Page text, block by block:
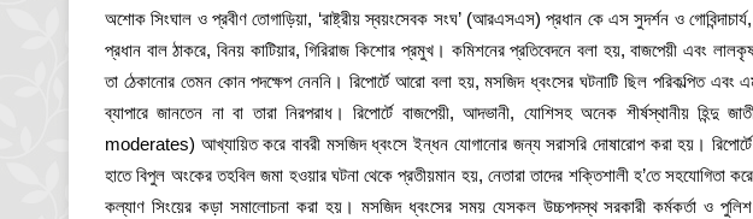
অশোক সিংঘাল ও প্রবীণ তোগাড়িয়া, ‘রাষ্ট্রীয় স্বয়ংসেবক সংঘ’ (আরএসএস) প্রধান কে এস সুদর্শন ও গোবিন্দাচার্য,
প্রধান বাল ঠাকরে, বিনয় কাটিয়ার, গিরিরাজ কিশোর প্রমুখ। কমিশনের প্রতিবেদনে বলা হয়, বাজপেয়ী এবং
তা ঠেকানোর তেমন কোন পদক্ষেপ নেননি। রিপোর্টে আরো বলা হয়, মসজিদ ধ্বংসের ঘটনাটি ছিল পরিকল্পিত এবং
ব্যাপারে জানতেন না বা তারা নিরপরাধ। রিপোর্টে বাজপেয়ী, আদভানী, যোশিসহ অনেক শীর্ষস্থানীয় হিন্দু
moderates) আখ্যায়িত করে বাবরী মসজিদ ধ্বংসে ইন্ধন যোগানোর জন্য সরাসরি দোষারোপ করা হয়।
হাতে বিপুল অংকের তহবিল জমা হওয়ার ঘটনা থেকে প্রতীয়মান হয়, নেতারা তাদের শক্তিশালী হ’তে সহযোগিতা
কল্যাণ সিংয়ের কড়া সমালোচনা করা হয়। মসজিদ ধ্বংসের সময় যেসকল উচ্চপদস্থ সরকারী কর্মকর্তা ও পুলিশ